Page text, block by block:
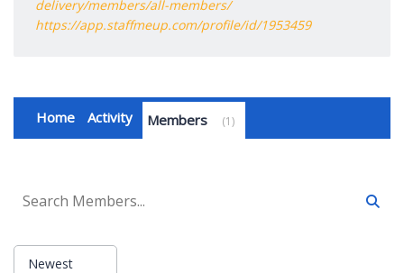
delivery/members/all-members/
https://app.staffmeup.com/profile/id/1953459
Home Activity Members 1
Newest